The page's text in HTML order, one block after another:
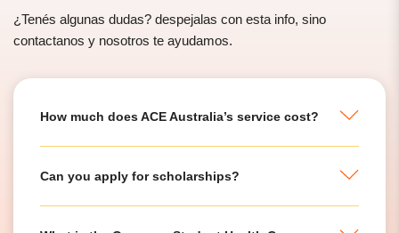
¿Tenés algunas dudas? despejalas con esta info, sino
contactanos y nosotros te ayudamos.
How much does ACE Australia’s service cost?
Can you apply for scholarships?